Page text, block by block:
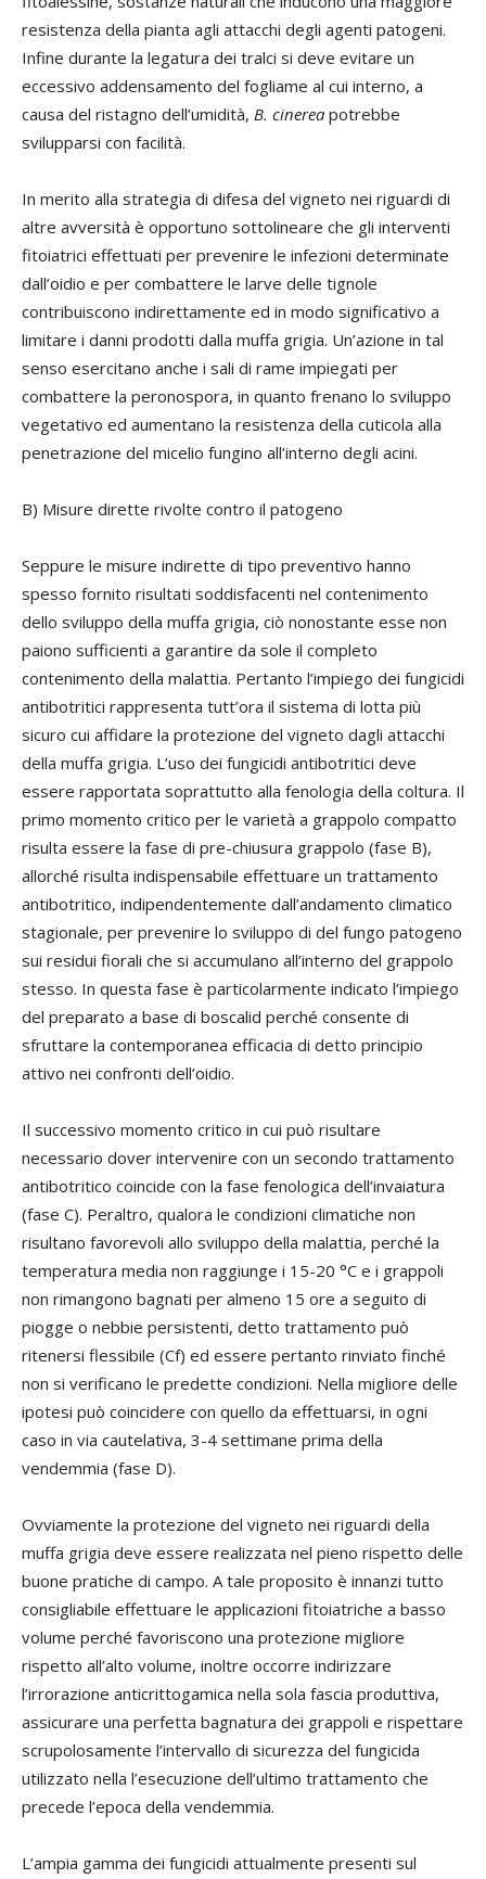
resistenza della pianta agli attacchi degli agenti patogeni.
Infine durante la legatura dei tralci si deve evitare un
eccessivo addensamento del fogliame al cui interno, a
causa del ristagno dell’umidità, B. cinerea potrebbe
svilupparsi con facilità.
In merito alla strategia di difesa del vigneto nei riguardi di
altre avversità è opportuno sottolineare che gli interventi
fitoiatrici effettuati per prevenire le infezioni determinate
dall’oidio e per combattere le larve delle tignole
contribuiscono indirettamente ed in modo significativo a
limitare i danni prodotti dalla muffa grigia. Un’azione in tal
senso esercitano anche i sali di rame impiegati per
combattere la peronospora, in quanto frenano lo sviluppo
vegetativo ed aumentano la resistenza della cuticola alla
penetrazione del micelio fungino all’interno degli acini.
B) Misure dirette rivolte contro il patogeno
Seppure le misure indirette di tipo preventivo hanno
spesso fornito risultati soddisfacenti nel contenimento
dello sviluppo della muffa grigia, ciò nonostante esse non
paiono sufficienti a garantire da sole il completo
contenimento della malattia. Pertanto l’impiego dei fungicidi
antibotritici rappresenta tutt’ora il sistema di lotta più
sicuro cui affidare la protezione del vigneto dagli attacchi
della muffa grigia. L’uso dei fungicidi antibotritici deve
essere rapportata soprattutto alla fenologia della coltura. Il
primo momento critico per le varietà a grappolo compatto
risulta essere la fase di pre-chiusura grappolo (fase B),
allorché risulta indispensabile effettuare un trattamento
antibotritico, indipendentemente dall’andamento climatico
stagionale, per prevenire lo sviluppo di del fungo patogeno
sui residui fiorali che si accumulano all’interno del grappolo
stesso. In questa fase è particolarmente indicato l’impiego
del preparato a base di boscalid perché consente di
sfruttare la contemporanea efficacia di detto principio
attivo nei confronti dell’oidio.
Il successivo momento critico in cui può risultare
necessario dover intervenire con un secondo trattamento
antibotritico coincide con la fase fenologica dell’invaiatura
(fase C). Peraltro, qualora le condizioni climatiche non
risultano favorevoli allo sviluppo della malattia, perché la
temperatura media non raggiunge i 15-20 °C e i grappoli
non rimangono bagnati per almeno 15 ore a seguito di
piogge o nebbie persistenti, detto trattamento può
ritenersi flessibile (Cf) ed essere pertanto rinviato finché
non si verificano le predette condizioni. Nella migliore delle
ipotesi può coincidere con quello da effettuarsi, in ogni
caso in via cautelativa, 3-4 settimane prima della
vendemmia (fase D).
Ovviamente la protezione del vigneto nei riguardi della
muffa grigia deve essere realizzata nel pieno rispetto delle
buone pratiche di campo. A tale proposito è innanzi tutto
consigliabile effettuare le applicazioni fitoiatriche a basso
volume perché favoriscono una protezione migliore
rispetto all’alto volume, inoltre occorre indirizzare
l’irrorazione anticrittogamica nella sola fascia produttiva,
assicurare una perfetta bagnatura dei grappoli e rispettare
scrupolosamente l’intervallo di sicurezza del fungicida
utilizzato nella l’esecuzione dell’ultimo trattamento che
precede l’epoca della vendemmia.
L’ampia gamma dei fungicidi attualmente presenti sul